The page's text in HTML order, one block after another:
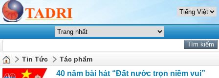
Tin Tức Tác phẩm
40 năm bài hát “Đất nước trọn niềm vui”